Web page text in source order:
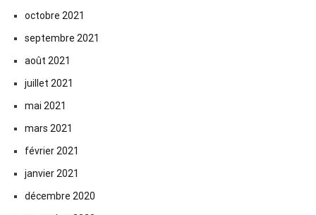
octobre 2021
septembre 2021
août 2021
juillet 2021
mai 2021
mars 2021
février 2021
janvier 2021
décembre 2020